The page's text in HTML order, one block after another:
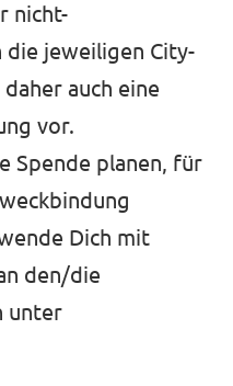
nicht-
die jeweiligen City-
auch eine
vor.
Spende planen, für
Dich mit
den/die
unter